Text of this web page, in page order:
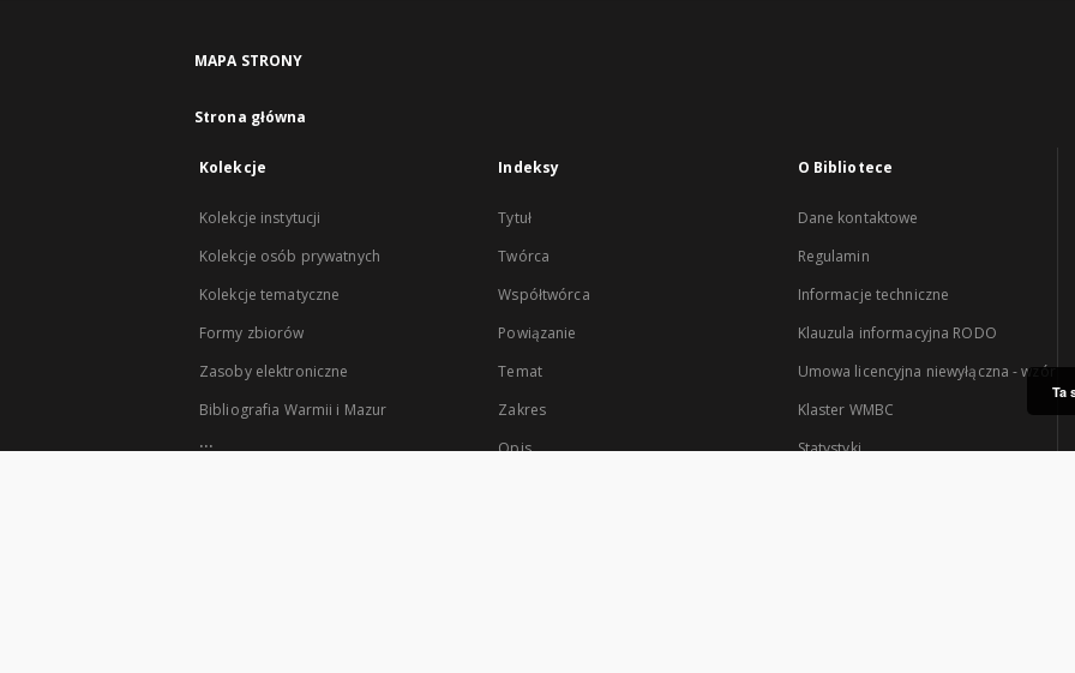
MAPA STRONY
Strona główna
Kolekcje
Kolekcje instytucji
Kolekcje osób prywatnych
Kolekcje tematyczne
Formy zbiorów
Zasoby elektroniczne
Bibliografia Warmii i Mazur
...
Indeksy
Tytuł
Twórca
Współtwórca
Powiązanie
Temat
Zakres
Opis
O Bibliotece
Dane kontaktowe
Regulamin
Informacje techniczne
Klauzula informacyjna RODO
Umowa licencyjna niewyłączna - wzór
Klaster WMBC
Statystyki
Ta